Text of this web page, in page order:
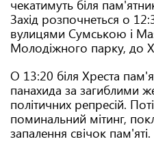
чекатимуть біля
Захід розпочнеться о
вулицями Сумською і
Молодіжного парку, до
О 13:20 біля Хреста
панахида за загиблими
політичних репресій.
поминальний мітинг,
запалення свічок пам'яті.